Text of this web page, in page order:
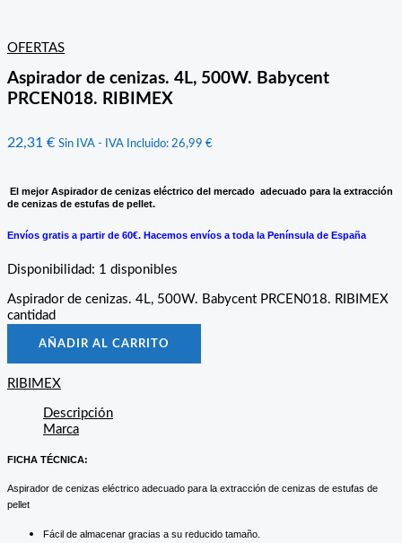
OFERTAS
Aspirador de cenizas. 4L, 500W. Babycent
PRCEN018. RIBIMEX
22,31 € Sin IVA - IVA Incluido: 26,99 €
El mejor Aspirador de cenizas eléctrico del mercado adecuado para la extracción
de cenizas de estufas de pellet.
Envíos gratis a partir de 60€. Hacemos envíos a toda la Península de España
Disponibilidad: 1 disponibles
Aspirador de cenizas. 4L, 500W. Babycent PRCEN018. RIBIMEX
cantidad
AÑADIR AL CARRITO
RIBIMEX
Descripción
Marca
FICHA TÉCNICA:
Aspirador de cenizas eléctrico adecuado para la extracción de cenizas de estufas de
pellet
Fácil de almacenar gracias a su reducido tamaño.